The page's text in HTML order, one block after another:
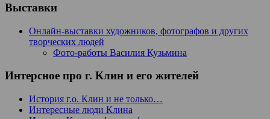
Выставки
Онлайн-выставки художников, фотографов и других
творческих людей
Фото-работы Василия Кузьмина
Интерсное про г. Клин и его жителей
История г.о. Клин и не только…
Интересные люди Клина